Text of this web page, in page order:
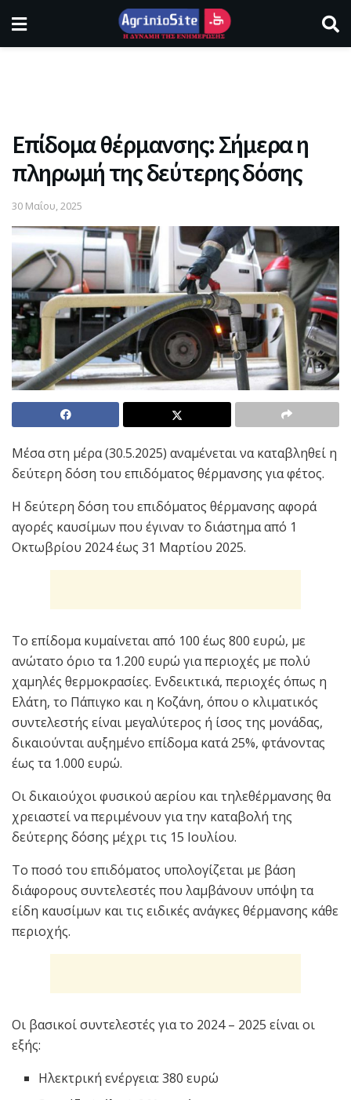
Επίδομα θέρμανσης: Σήμερα η
πληρωμή της δεύτερης δόσης
30 Μαΐου, 2025
Μέσα στη μέρα (30.5.2025) αναμένεται να καταβληθεί η
δεύτερη δόση του επιδόματος θέρμανσης για φέτος.
Η δεύτερη δόση του επιδόματος θέρμανσης αφορά
αγορές καυσίμων που έγιναν το διάστημα από 1
Οκτωβρίου 2024 έως 31 Μαρτίου 2025.
Το επίδομα κυμαίνεται από 100 έως 800 ευρώ, με
ανώτατο όριο τα 1.200 ευρώ για περιοχές με πολύ
χαμηλές θερμοκρασίες. Ενδεικτικά, περιοχές όπως η
Ελάτη, το Πάπιγκο και η Κοζάνη, όπου ο κλιματικός
συντελεστής είναι μεγαλύτερος ή ίσος της μονάδας,
δικαιούνται αυξημένο επίδομα κατά 25%, φτάνοντας
έως τα 1.000 ευρώ.
Οι δικαιούχοι φυσικού αερίου και τηλεθέρμανσης θα
χρειαστεί να περιμένουν για την καταβολή της
δεύτερης δόσης μέχρι τις 15 Ιουλίου.
Το ποσό του επιδόματος υπολογίζεται με βάση
διάφορους συντελεστές που λαμβάνουν υπόψη τα
είδη καυσίμων και τις ειδικές ανάγκες θέρμανσης κάθε
περιοχής.
Οι βασικοί συντελεστές για το 2024 – 2025 είναι οι
εξής:
Ηλεκτρική ενέργεια: 380 ευρώ